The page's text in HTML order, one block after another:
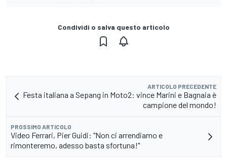
Condividi o salva questo articolo
ARTICOLO PRECEDENTE
Festa italiana a Sepang in Moto2: vince Marini e Bagnaia è
campione del mondo!
PROSSIMO ARTICOLO
Video Ferrari, Pier Guidi: "Non ci arrendiamo e
rimonteremo, adesso basta sfortuna!"